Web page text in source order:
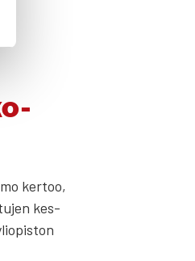
ker­too,
kes­